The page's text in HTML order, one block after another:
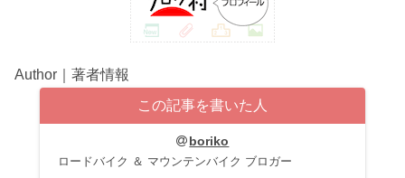
Author｜著者情報
この記事を書いた人
boriko
ロードバイク ＆ マウンテンバイク ブロガー